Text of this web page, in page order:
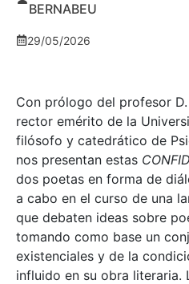
BERNABEU
29/05/2026
Con prólogo del profesor
rector emérito de la
filósofo y catedrático de
nos presentan estas
dos poetas en forma de
a cabo en el curso de una
que debaten ideas sobre
tomando como base un
existenciales y de la
influido en su obra literaria.